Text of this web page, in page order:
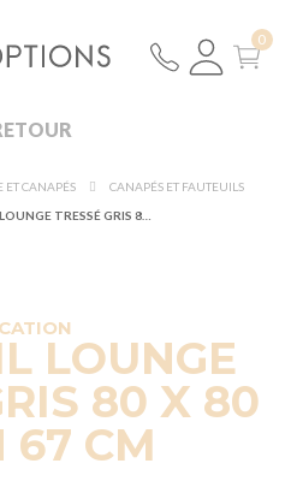
ET CANAPÉS
CANAPÉS ET FAUTEUILS
LOUNGE
80 X 80
67 CM